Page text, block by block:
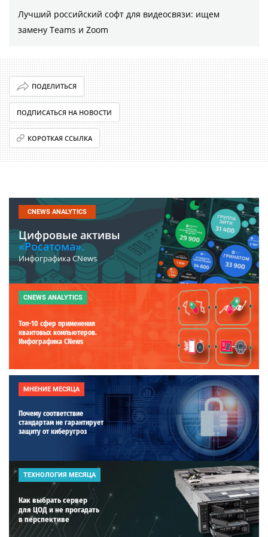
Лучший российский софт для видеосвязи: ищем
замену Teams и Zoom
ПОДЕЛИТЬСЯ
ПОДПИСАТЬСЯ НА НОВОСТИ
КОРОТКАЯ ССЫЛКА
CNEWS ANALYTICS
Цифровые активы
«Росатома».
Инфографика CNews
CNEWS ANALYTICS
Топ-10 сфер применения
квантовых компьютеров.
Инфографика CNews
МНЕНИЕ МЕСЯЦА
Почему соответствие
стандартам не гарантирует
защиту от киберугроз
ТЕХНОЛОГИЯ МЕСЯЦА
Как выбрать сервер
для ЦОД и не прогадать
в перспективе